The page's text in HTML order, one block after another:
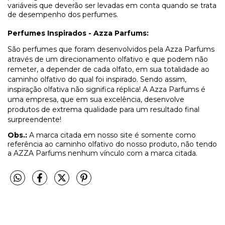
variáveis que deverão ser levadas em conta quando se trata
de desempenho dos perfumes.
Perfumes Inspirados - Azza Parfums:
São perfumes que foram desenvolvidos pela Azza Parfums
através de um direcionamento olfativo e que podem não
remeter, a depender de cada olfato, em sua totalidade ao
caminho olfativo do qual foi inspirado. Sendo assim,
inspiração olfativa não significa réplica! A Azza Parfums é
uma empresa, que em sua excelência, desenvolve
produtos de extrema qualidade para um resultado final
surpreendente!
Obs.: A marca citada em nosso site é somente como
referência ao caminho olfativo do nosso produto, não tendo
a AZZA Parfums nenhum vínculo com a marca citada.